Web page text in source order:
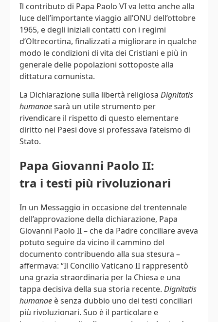
Il contributo di Papa Paolo VI va letto anche alla
luce dell’importante viaggio all’ONU dell’ottobre
1965, e degli iniziali contatti con i regimi
d’Oltrecortina, finalizzati a migliorare in qualche
modo le condizioni di vita dei Cristiani e più in
generale delle popolazioni sottoposte alla
dittatura comunista.
La Dichiarazione sulla libertà religiosa Dignitatis
humanaesarà un utile strumento per
rivendicare il rispetto di questo elementare
diritto nei Paesi dove si professava l’ateismo di
Stato.
Papa Giovanni Paolo II:
tra i testi più rivoluzionari
In un Messaggio in occasione del trentennale
dell’approvazione della dichiarazione, Papa
Giovanni Paolo II – che da Padre conciliare aveva
potuto seguire da vicino il cammino del
documento contribuendo alla sua stesura –
affermava: “Il Concilio Vaticano II rappresentò
una grazia straordinaria per la Chiesa e una
tappa decisiva della sua storia recente. Dignitatis
humanae è senza dubbio uno dei testi conciliari
più rivoluzionari. Suo è il particolare e